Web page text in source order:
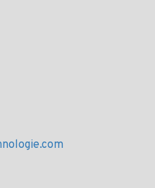
5 000 pages; Max. 100
12 000 pages